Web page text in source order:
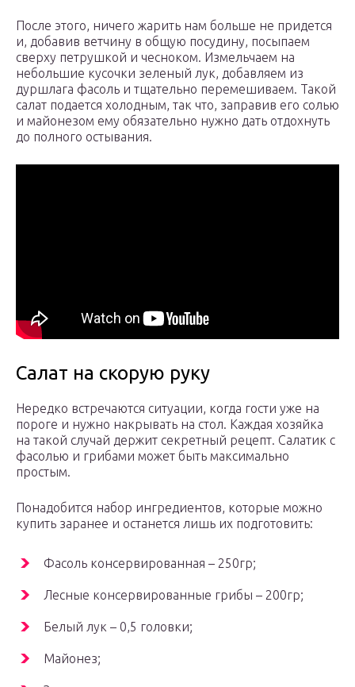
После этого, ничего жарить нам больше не придется
и, добавив ветчину в общую посудину, посыпаем
сверху петрушкой и чесноком. Измельчаем на
небольшие кусочки зеленый лук, добавляем из
дуршлага фасоль и тщательно перемешиваем. Такой
салат подается холодным, так что, заправив его солью
и майонезом ему обязательно нужно дать отдохнуть
до полного остывания.
Салат на скорую руку
Нередко встречаются ситуации, когда гости уже на
пороге и нужно накрывать на стол. Каждая хозяйка
на такой случай держит секретный рецепт. Салатик с
фасолью и грибами может быть максимально
простым.
Понадобится набор ингредиентов, которые можно
купить заранее и останется лишь их подготовить:
Фасоль консервированная – 250гр;
Лесные консервированные грибы – 200гр;
Белый лук – 0,5 головки;
Майонез;